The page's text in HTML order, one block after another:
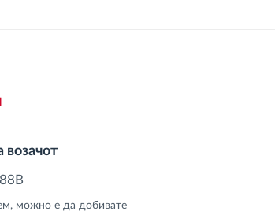
возачот
можно е да добивате